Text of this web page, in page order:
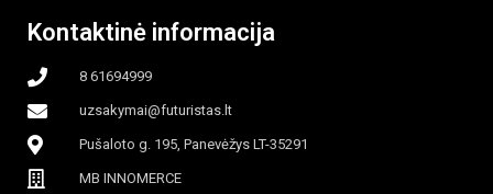
apšvietimas
Kontaktinė informacija
8 61694999
uzsakymai@futuristas.lt
Pušaloto g. 195, Panevėžys LT-35291
MB INNOMERCE